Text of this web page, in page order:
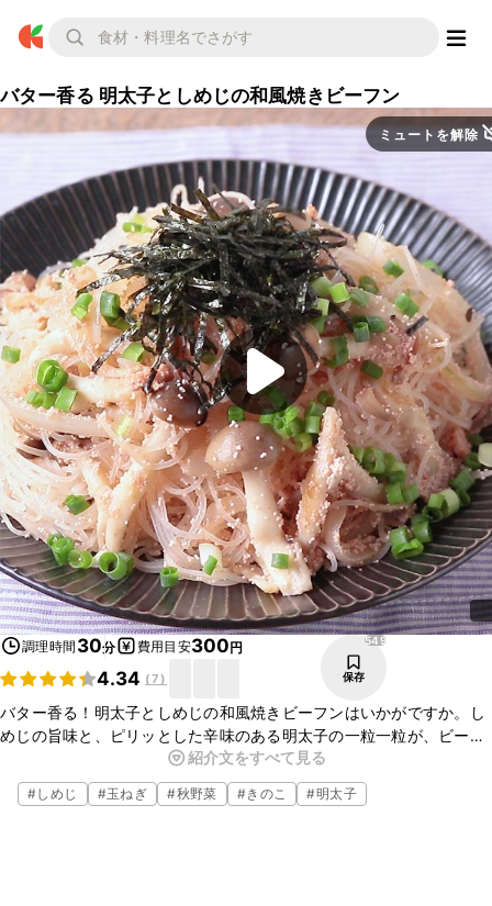
バター香る 明太子としめじの和風焼きビーフン
ミュートを解除
調理時間 30分 費用目安300円
4.34 (7)
549
保存
バター香る！明太子としめじの和風焼きビーフンはいかがですか。し
めじの旨味と、ピリッとした辛味のある明太子の一粒一粒が、ビーフ
ンに絡んで美味しいですよ。味付けはバターとめんつゆなので、とて
も簡単です。ぜひお試しください。
紹介文をすべて見る
#しめじ #玉ねぎ #秋野菜 #きのこ #明太子